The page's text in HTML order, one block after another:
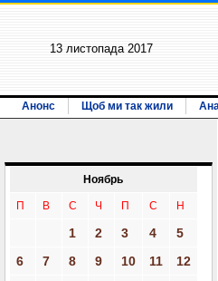
13 листопада 2017
Анонс Щоб ми так жили
Ноябрь
П В С Ч П С Н
1 2 3 4
5
6
7 8 9 10 11 12